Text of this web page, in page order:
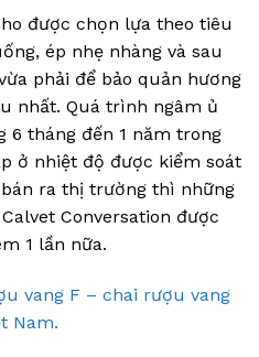
được chọn lựa theo tiêu
ép nhẹ nhàng và sau
phải để bảo quản hương
nhất. Quá trình ngâm ủ
6 tháng đến 1 năm trong
ở nhiệt độ được kiểm soát
ra thị trường thì những
Conversation được
1 lần nữa.
vang F – chai rượu vang
Nam.